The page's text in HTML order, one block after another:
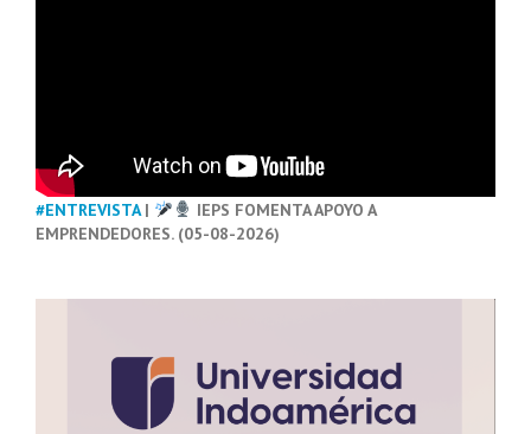
#ENTREVISTA|
IEPS FOMENTA APOYO A
EMPRENDEDORES. (05-08-2026)